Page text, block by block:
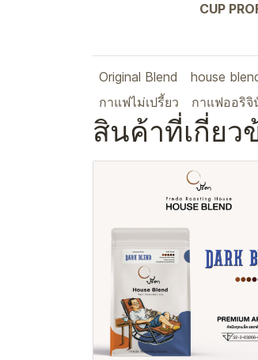
CUP
Original Blend house
กาแฟไม่เปรี้ยว
กาแฟออริจิ
สินค้าที่เกี่ยว